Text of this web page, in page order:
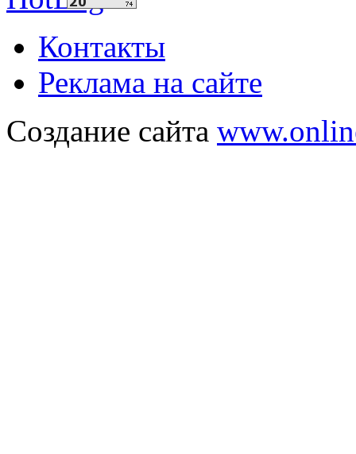
Контакты
Реклама на сайте
Создание сайта